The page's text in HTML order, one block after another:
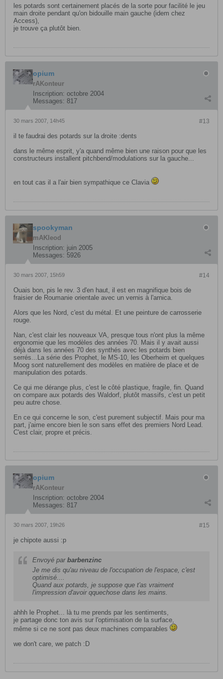
les potards sont certainement placés de la sorte pour facilité le jeu
main droite pendant qu'on bidouille main gauche (idem chez
Access),
je trouve ça plutôt bien.
opium
rAKonteur
Inscription: octobre 2004
Messages: 817
#13
30 mars 2007, 14h45
il te faudrai des potards sur la droite :dents
dans le même esprit, y'a quand même bien une raison pour que les
constructeurs installent pitchbend/modulations sur la gauche...
en tout cas il a l'air bien sympathique ce Clavia
spookyman
mAKleod
Inscription: juin 2005
Messages: 5926
#14
30 mars 2007, 15h59
Ouais bon, pis le rev. 3 d'en haut, il est en magnifique bois de
fraisier de Roumanie orientale avec un vernis à l'arnica.
Alors que les Nord, c'est du métal. Et une peinture de carrosserie
rouge.
Nan, c'est clair les nouveaux VA, presque tous n'ont plus la même
ergonomie que les modèles des années 70. Mais il y avait aussi
déjà dans les années 70 des synthés avec les potards bien
serrés...La série des Prophet, le MS-10, les Oberheim et quelques
Moog sont naturellement des modèles en matière de place et de
manipulation des potards.
Ce qui me dérange plus, c'est le côté plastique, fragile, fin. Quand
on compare aux potards des Waldorf, plutôt massifs, c'est un petit
peu autre chose.
En ce qui concerne le son, c'est purement subjectif. Mais pour ma
part, j'aime encore bien le son sans effet des premiers Nord Lead.
C'est clair, propre et précis.
opium
rAKonteur
Inscription: octobre 2004
Messages: 817
#15
30 mars 2007, 19h26
je chipote aussi :p
Envoyé par barbenzinc
Je me dis qu'au niveau de l'occupation de l'espace, c'est
optimisé....
Quand aux potards, je suppose que t'as vraiment
l'impression d'avoir qquechose dans les mains.
ahhh le Prophet... là tu me prends par les sentiments,
je partage donc ton avis sur l'optimisation de la surface,
même si ce ne sont pas deux machines comparables
we don't care, we patch :D